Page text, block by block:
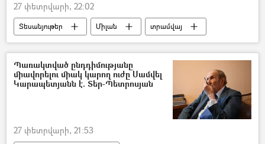
27 փետրվարի, 22:02
Տեսանյութեր Միլան տրամվայ
Պառակտված ընդդիմությանը
միավորելու միակ կարող ուժը Սամվել
Կարապետյանն է. Տեր-Պետրոսյան
27 փետրվարի, 21:53